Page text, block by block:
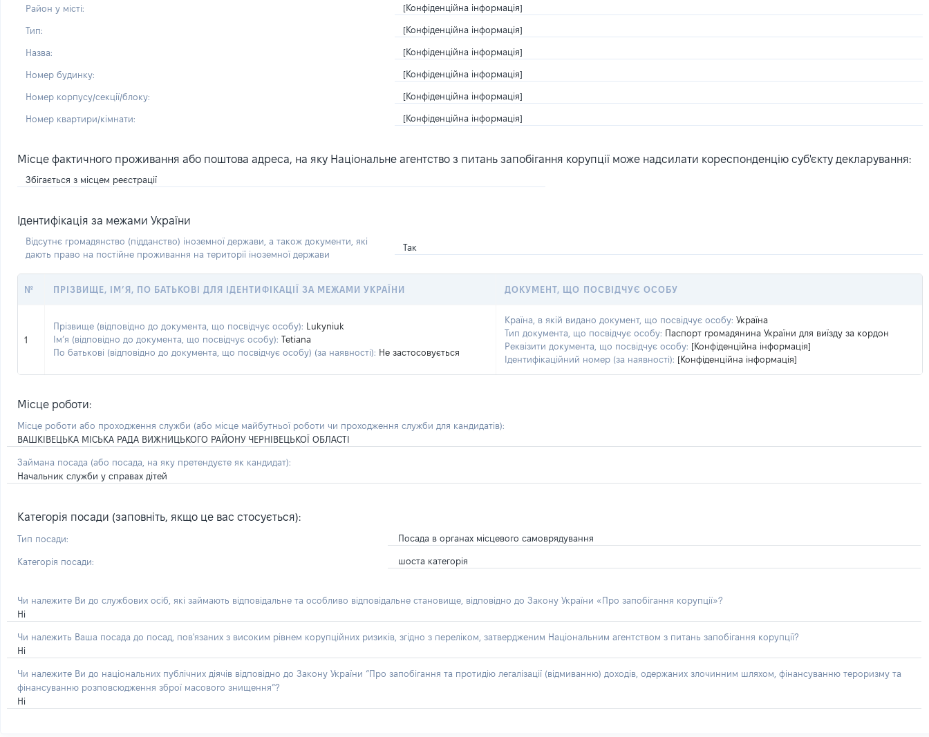
Район у місті: [Конфіденційна інформація]
Тип: [Конфіденційна інформація]
Назва: [Конфіденційна інформація]
Номер будинку: [Конфіденційна інформація]
Номер корпусу/секції/блоку: [Конфіденційна інформація]
Номер квартири/кімнати: [Конфіденційна інформація]
Місце фактичного проживання або поштова адреса, на яку Національне агентство з питань запобігання корупції може надсилати кореспонденцію суб'єкту декларування:
Збігається з місцем реєстрації
Ідентифікація за межами України
Відсутнє громадянство (підданство) іноземної держави, а також документи, які
дають право на постійне проживання на території іноземної держави
Так
№ ПРІЗВИЩЕ, ІМ’Я, ПО БАТЬКОВІ ДЛЯ ІДЕНТИФІКАЦІЇ ЗА МЕЖАМИ УКРАЇНИ ДОКУМЕНТ, ЩО ПОСВІДЧУЄ ОСОБУ
1
Прізвище (відповідно до документа, що посвідчує особу):
Lukyniuk
Ім’я (відповідно до документа, що посвідчує особу): Tetiana
По батькові (відповідно до документа, що посвідчує особу) (за наявності): Не застосовується
Країна, в якій видано документ, що посвідчує особу: Україна
Тип документа, що посвідчує особу: Паспорт громадянина України для виїзду за кордон
Реквізити документа, що посвідчує особу: [Конфіденційна інформація]
Ідентифікаційний номер (за наявності): [Конфіденційна інформація]
Місце роботи:
Місце роботи або проходження служби (або місце майбутньої роботи чи проходження служби для кандидатів):
ВАШКІВЕЦЬКА МІСЬКА РАДА ВИЖНИЦЬКОГО РАЙОНУ ЧЕРНІВЕЦЬКОЇ ОБЛАСТІ
Займана посада (або посада, на яку претендуєте як кандидат):
Начальник служби у справах дітей
Категорія посади (заповніть, якщо це вас стосується):
Тип посади: Посада в органах місцевого самоврядування
Категорія посади: шоста категорія
Чи належите Ви до службових осіб, які займають відповідальне та особливо відповідальне становище, відповідно до Закону України «Про запобігання корупції»?
Ні
Чи належить Ваша посада до посад, пов'язаних з високим рівнем корупційних ризиків, згідно з переліком, затвердженим Національним агентством з питань запобігання корупції?
Ні
Чи належите Ви до національних публічних діячів відповідно до Закону України “Про запобігання та протидію легалізації (відмиванню) доходів, одержаних злочинним шляхом, фінансуванню тероризму та
фінансуванню розповсюдження зброї масового знищення”?
Ні